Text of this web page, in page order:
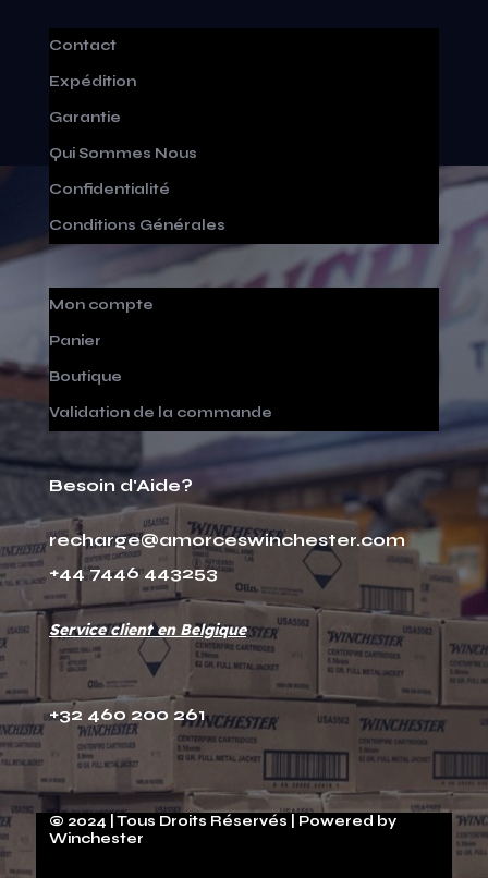
Contact
Expédition
Garantie
Qui Sommes Nous
Confidentialité
Conditions Générales
Mon compte
Panier
Boutique
Validation de la commande
Besoin d'Aide?
recharge@amorceswinchester.com
+44 7446 443253
Service client en Belgique
+32 460 200 261
© 2024 | Tous Droits Réservés | Powered by
Winchester